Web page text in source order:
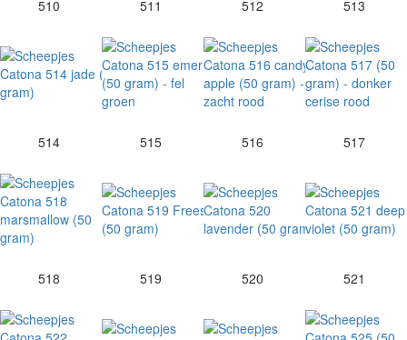
510 511 512 513
514 515 516 517
518 519 520 521